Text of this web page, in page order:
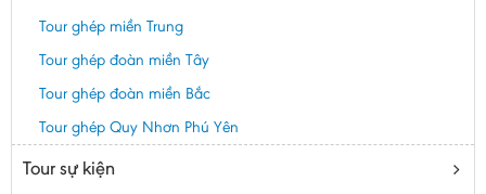
Tour ghép miền Trung
Tour ghép đoàn miền Tây
Tour ghép đoàn miền Bắc
Tour ghép Quy Nhơn Phú Yên
Tour sự kiện